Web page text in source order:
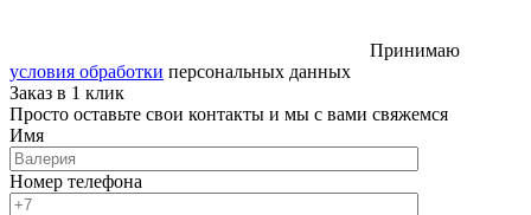
Принимаю
условия обработки персональных данных
Заказ в 1 клик
Просто оставьте свои контакты и мы с вами свяжемся
Имя
Номер телефона